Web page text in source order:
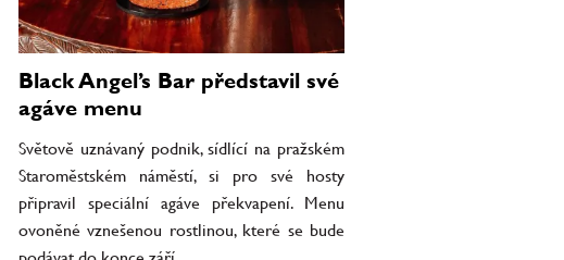
Black Angel’s Bar představil své
agáve menu
Světově uznávaný podnik, sídlící na pražském
Staroměstském náměstí, si pro své hosty
připravil speciální agáve překvapení. Menu
ovoněné vznešenou rostlinou, které se bude